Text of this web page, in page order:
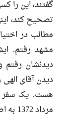
گفتند، این را
تصحیح کند،
مشهد رفتم.
دیدنشان رفتم
دیدن آقای
هست. یک سفر